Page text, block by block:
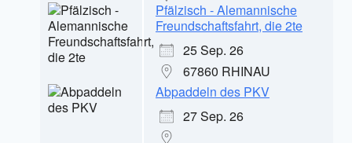
Pfälzisch - Alemannische
Freundschaftsfahrt, die 2te
25 Sep. 26
67860 RHINAU
Abpaddeln des PKV
27 Sep. 26